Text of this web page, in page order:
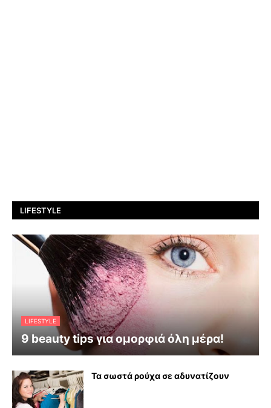
LIFESTYLE
LIFESTYLE
9 beauty tips για ομορφιά όλη μέρα!
Τα σωστά ρούχα σε αδυνατίζουν